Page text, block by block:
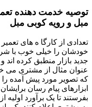
توصیه خدمت دهنده
مبل و رویه کوبی مبل
تعدادی از کارگا ه های
خودشان را خیلی خوب با
جدید بازار منطبق کرده اند و
عنوان مثال از مشتری می
که تصویر مورد پیش آمده را
ابزارهای پیام رسان برایشان
بفرستند تا یک برآورد اولیه